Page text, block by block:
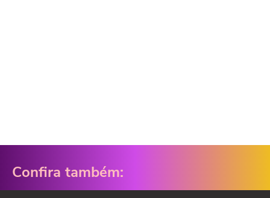
Confira também: